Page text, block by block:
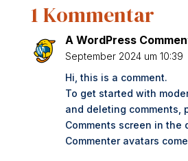
1 Kommentar
A WordPress
September 2024 um 10:39
Hi, this is a comment.
To get started with
and deleting comments,
Comments screen in the
Commenter avatars